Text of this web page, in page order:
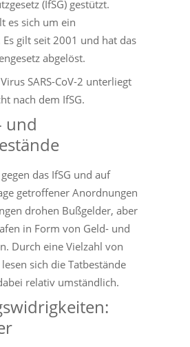
(IfSG) gestützt.
es sich um ein
Es gilt seit 2001 und hat das
abgelöst.
SARS-CoV-2 unterliegt
nach dem IfSG.
und
das IfSG und auf
getroffener Anordnungen
drohen Bußgelder, aber
in Form von Geld- und
Durch eine Vielzahl von
sich die Tatbestände
relativ umständlich.